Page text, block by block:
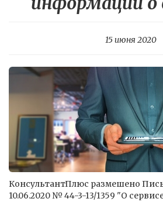
15 июня 2020
КонсультантПлюс размешено
10.06.2020 № 44-3-13/1359 "О